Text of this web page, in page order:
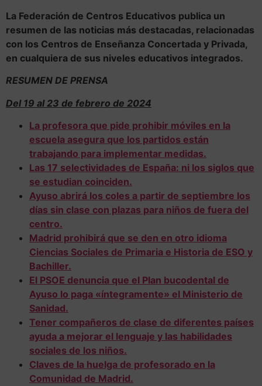
La Federación de Centros Educativos publica un
resumen de las noticias más destacadas, relacionadas
con los Centros de Enseñanza Concertada y Privada,
en cualquiera de sus niveles educativos integrados.
RESUMEN DE PRENSA
Del 19 al 23 de febrero de 2024
La profesora que pide prohibir móviles en la
escuela asegura que los partidos están
trabajando para implementar medidas.
Las 17 selectividades de España: ni los siglos que
se estudian coinciden.
Ayuso abrirá los coles a partir de septiembre los
días sin clase con plazas para niños de fuera del
centro.
Madrid prohibirá que se den en otro idioma
Ciencias Sociales de Primaria e Historia de ESO y
Bachiller.
El PSOE denuncia que el Plan bucodental de
Ayuso lo paga «íntegramente» el Ministerio de
Sanidad.
Tener compañeros de clase de diferentes países
ayuda a mejorar el lenguaje y las habilidades
sociales de los niños.
Claves de la huelga de profesorado en la
Comunidad de Madrid.